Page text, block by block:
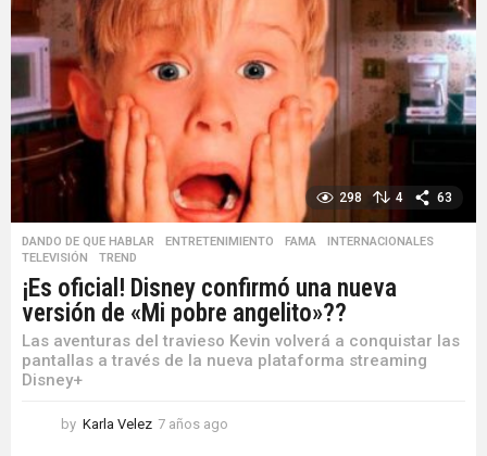
a
g
298 4 63
DANDO DE QUE HABLAR ,ENTRETENIMIENTO ,FAMA INTERNACIONALES
TELEVISIÓN
,TREND
¡Es oficial! Disney confirmó una nueva
versión de «Mi pobre angelito»??
Las aventuras del travieso Kevin volverá a conquistar las
pantallas a través de la nueva plataforma streaming
Disney+
by Karla Velez 7 años ago